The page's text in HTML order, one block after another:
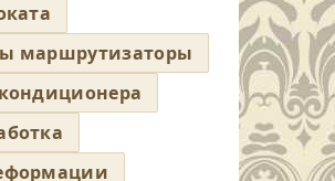
маршрутизаторы